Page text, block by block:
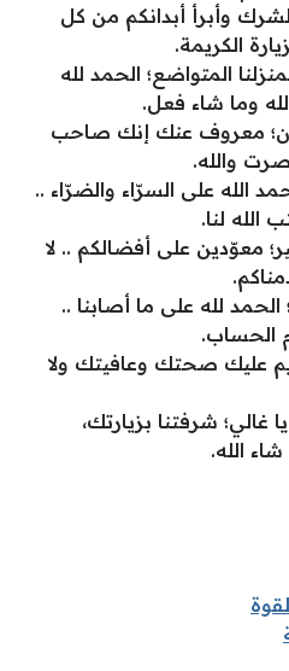
وأبرأ أبدانكم من كل
الكريمة.
المتواضع؛ الحمد لله
وما شاء فعل.
معروف عنك إنك صاحب
والله.
الله على السرّاء والضرّاء ..
الله لنا.
معوّدين على أفضالكم .. لا
الحمد لله على ما أصابنا ..
الحساب.
عليك صحتك وعافيتك ولا
شرفتنا بزيارتك،
الله.